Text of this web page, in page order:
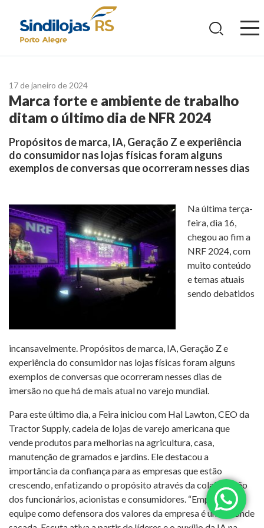
17 de janeiro de 2024
Marca forte e ambiente de trabalho
ditam o último dia de NFR 2024
Propósitos de marca, IA, Geração Z e experiência
do consumidor nas lojas físicas foram alguns
exemplos de conversas que ocorreram nesses dias
Na última terça-
feira, dia 16,
chegou ao fim a
NRF 2024, com
muito conteúdo
e temas atuais
sendo debatidos
incansavelmente. Propósitos de marca, IA, Geração Z e
experiência do consumidor nas lojas físicas foram alguns
exemplos de conversas que ocorreram nesses dias de
imersão no que há de mais atual no varejo mundial.
Para este último dia, a Feira iniciou com Hal Lawton, CEO da
Tractor Supply, cadeia de lojas de varejo americana que
vende produtos para melhorias na agricultura, casa,
manutenção de gramados e jardins. Ele destacou a
importância da confiança para as empresas que estão
crescendo, enfatizando o propósito através da colaboração
dos funcionários, acionistas e consumidores. “Empoderar a
equipe como defensora dos valores da empresa é uma grande